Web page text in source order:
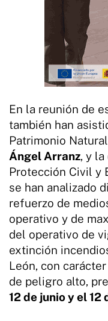
En la reunión de
también han
Patrimonio
Ángel Arranz, y
Protección Civil y
se han analizado
refuerzo de
operativo y de
del operativo de
extinción
León, con
de peligro alto,
12 de junio y el 12